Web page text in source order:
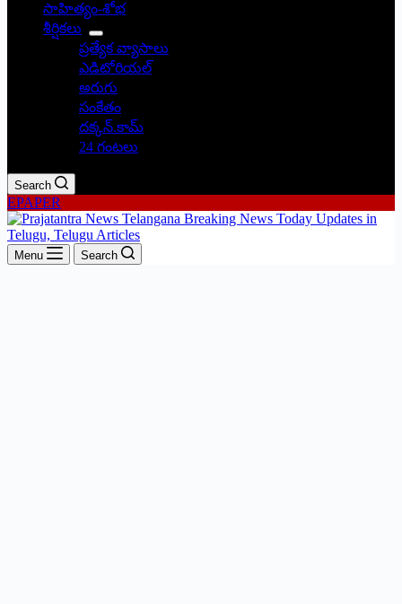
సాహిత్యం-శోభ
శీర్షికలు
ప్రత్యేక వ్యాసాలు
ఎడిటోరియల్
అరుగు
సంకేతం
దక్కన్.కామ్
24 గంటలు
Search
EPAPER
Menu Search